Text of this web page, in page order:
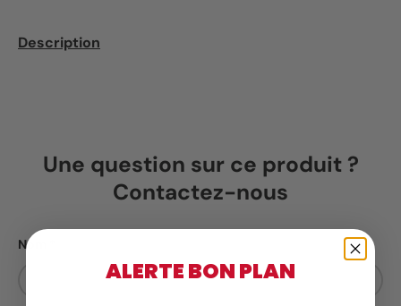
Description
Une question sur ce produit ?
Contactez-nous
Nom
ALERTE BON PLAN